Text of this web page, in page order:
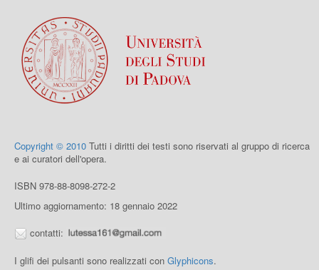
Copyright © 2010 Tutti i diritti dei testi sono riservati al gruppo di ricerca
e ai curatori dell'opera.
ISBN 978-88-8098-272-2
Ultimo aggiornamento: 18 gennaio 2022
contatti:
I glifi dei pulsanti sono realizzati con Glyphicons.